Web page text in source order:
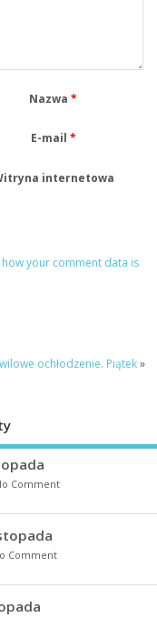
Nazwa*
E-mail *
internetowa
how your comment data is
ochłodzenie. Piątek»
Comment
Comment